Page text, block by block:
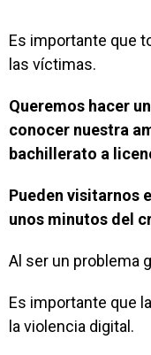
Es importante que
las víctimas.
Queremos hacer
conocer nuestra
bachillerato a
Pueden visitarnos
unos minutos del
Al ser un problema
Es importante que
la violencia digital.